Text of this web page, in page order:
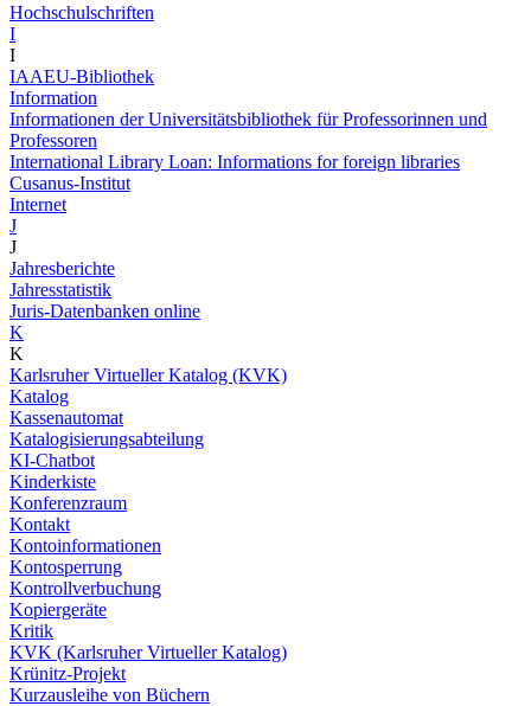
Hochschulschriften
I
I
IAAEU-Bibliothek
Information
Informationen der Universitätsbibliothek für Professorinnen und
Professoren
International Library Loan: Informations for foreign libraries
Cusanus-Institut
Internet
J
J
Jahresberichte
Jahresstatistik
Juris-Datenbanken online
K
K
Karlsruher Virtueller Katalog (KVK)
Katalog
Kassenautomat
Katalogisierungsabteilung
KI-Chatbot
Kinderkiste
Konferenzraum
Kontakt
Kontoinformationen
Kontosperrung
Kontrollverbuchung
Kopiergeräte
Kritik
KVK (Karlsruher Virtueller Katalog)
Krünitz-Projekt
Kurzausleihe von Büchern